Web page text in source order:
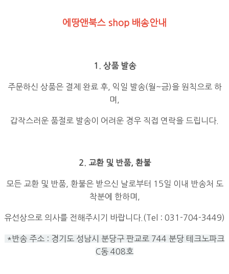
에땅앤북스 shop 배송안내
1. 상품 발송
주문하신 상품은 결제 완료 후, 익일 발송(월~금)을 원칙으로 하
며,
갑작스러운 품절로 발송이 어려운 경우 직접 연락을 드립니다.
2. 교환 및 반품, 환불
모든 교환 및 반품, 환불은 받으신 날로부터 15일 이내 반송처 도
착분에 한하며,
유선상으로 의사를 전해주시기 바랍니다.(Tel : 031-704-3449)
*반송 주소 : 경기도 성남시 분당구 판교로 744 분당 테크노파크
C동 408호